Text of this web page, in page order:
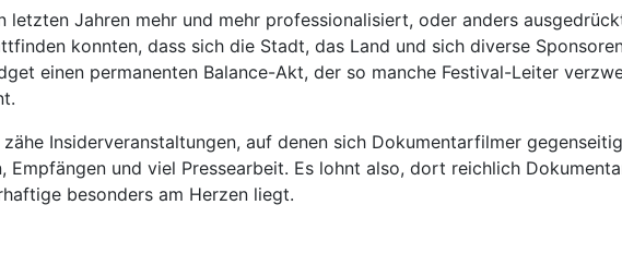
Jahren mehr und mehr professionalisiert, oder anders
konnten, dass sich die Stadt, das Land und sich diverse
einen permanenten Balance-Akt, der so manche Festival-Leiter
Insiderveranstaltungen, auf denen sich Dokumentarfilmer
und viel Pressearbeit. Es lohnt also, dort reichlich
besonders am Herzen liegt.